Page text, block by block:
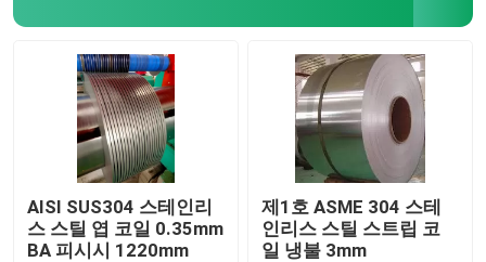
AISI SUS304 스테인리
스 스틸 엽 코일 0.35mm
BA 피시시 1220mm
제1호 ASME 304 스테
인리스 스틸 스트립 코
일 냉불 3mm